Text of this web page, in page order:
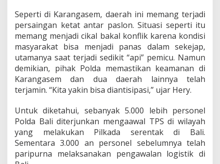
Seperti di Karangasem, daerah ini memang terjadi
persaingan ketat antar paslon. Situasi seperti itu
memang menjadi cikal bakal konflik karena kondisi
masyarakat bisa menjadi panas dalam sekejap,
utamanya saat terjadi sedikit “api” pemicu. Namun
demikian, pihak Polda memastikan keamanan di
Karangasem dan dua daerah lainnya telah
terjamin. “Kita yakin bisa diantisipasi,” ujar Hery.
Untuk diketahui, sebanyak 5.000 lebih personel
Polda Bali diterjunkan mengaawal TPS di wilayah
yang melakukan Pilkada serentak di Bali.
Sementara 3.000 an personel sebelumnya telah
paripurna melaksanakan pengawalan logistik di